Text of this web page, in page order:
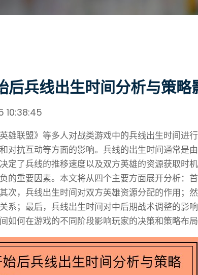
后兵线出生时间分析与策略
雄联盟》等多人对战类游戏中的兵线出生时间进
对抗互动等方面的影响。兵线的出生时间通常是
定了兵线的推移速度以及双方英雄的资源获取时
的重要因素。本文将从四个主要方面展开分析：
次，兵线出生时间对双方英雄资源分配的作用；
系；最后，兵线出生时间对中后期战术调整的影
如何在游戏的不同阶段影响玩家的决策和策略布